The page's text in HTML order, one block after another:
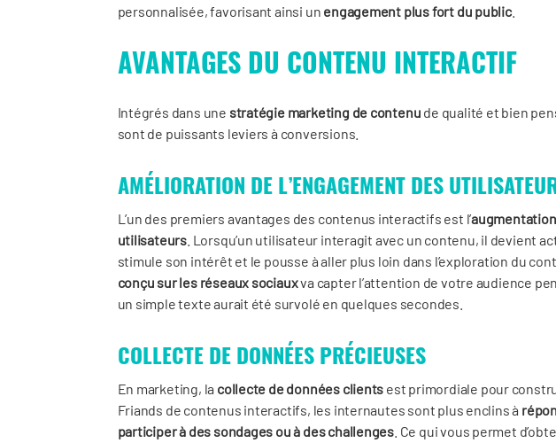
personnalisée, favorisant ainsi un engagement plus fort du public.
AVANTAGES DU CONTENU INTERACTIF
Intégrés dans une stratégie marketing de contenu de qualité et bien
sont de puissants leviers à conversions.
AMÉLIORATION DE L’ENGAGEMENT DES
L’un des premiers avantages des contenus interactifs est l’
utilisateurs. Lorsqu’un utilisateur interagit avec un contenu, il devient
stimule son intérêt et le pousse à aller plus loin dans l’exploration du
conçu sur les réseaux sociauxva capter l’attention de votre audience
un simple texte aurait été survolé en quelques secondes.
COLLECTE DE DONNÉES PRÉCIEUSES
En marketing, la collecte de données clients est primordiale pour
Friands de contenus interactifs, les internautes sont plus enclins à
participer à des sondages ou à des challenges . Ce qui vous permet